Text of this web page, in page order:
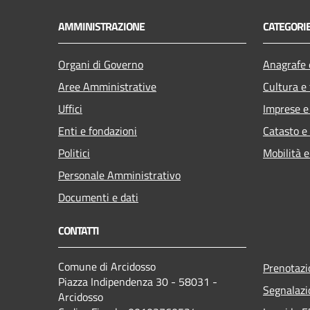
AMMINISTRAZIONE
Organi di Governo
Aree Amministrative
Uffici
Enti e fondazioni
Politici
Personale Amministrativo
Documenti e dati
Cultura
Imprese
Catasto
Mobilità
CONTATTI
Comune di Arcidosso
Piazza Indipendenza 30 - 58031 -
Arcidosso